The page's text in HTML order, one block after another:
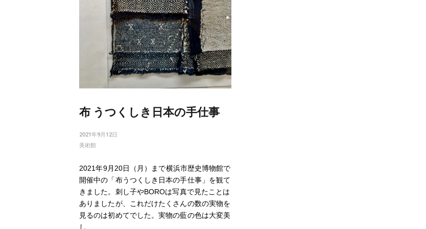
布 うつくしき日本の手仕事
2021年9月12日
美術館
2021年9月20日（月）まで横浜市歴史博物館で
開催中の「布うつくしき日本の手仕事」を観て
きました。刺し子やBOROは写真で見たことは
ありましたが、これだけたくさんの数の実物を
見るのは初めてでした。実物の藍の色は大変美
し…